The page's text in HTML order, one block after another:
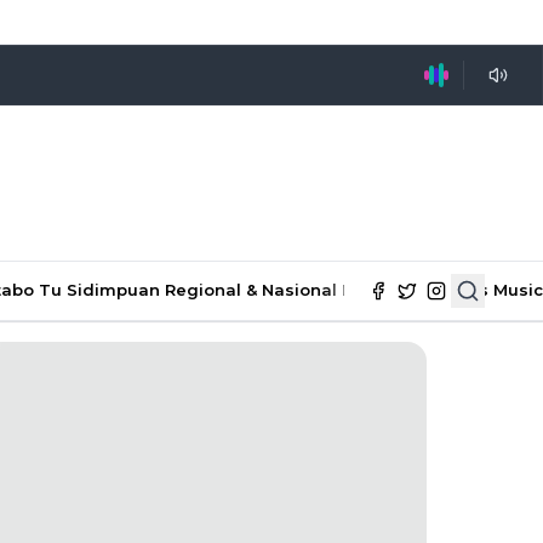
Tu Sidimpuan Regional & Nasional Ekonomi & Bisnis Music